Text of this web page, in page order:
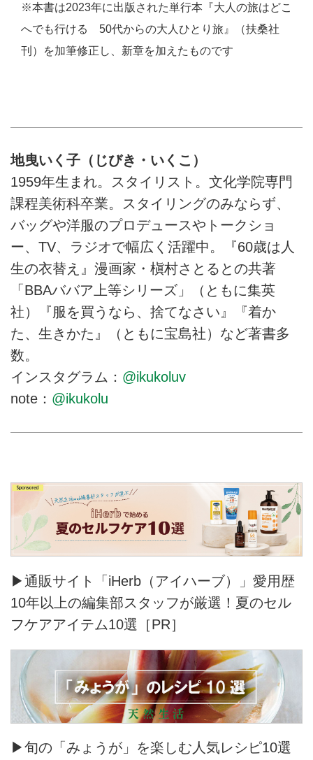
※本書は2023年に出版された単行本『大人の旅はどこ
へでも行ける 50代からの大人ひとり旅』（扶桑社
刊）を加筆修正し、新章を加えたものです
地曳いく子（じびき・いくこ）
1959年生まれ。スタイリスト。文化学院専門
課程美術科卒業。スタイリングのみならず、
バッグや洋服のプロデュースやトークショ
ー、TV、ラジオで幅広く活躍中。『60歳は人
生の衣替え』漫画家・槇村さとるとの共著
「BBAババア上等シリーズ」（ともに集英
社）『服を買うなら、捨てなさい』『着か
た、生きかた』（ともに宝島社）など著書多
数。
インスタグラム： @ikukoluv
note： @ikukolu
▶通販サイト「iHerb（アイハーブ）」愛用歴
10年以上の編集部スタッフが厳選！夏のセル
フケアアイテム10選［PR］
▶旬の「みょうが」を楽しむ人気レシピ10選